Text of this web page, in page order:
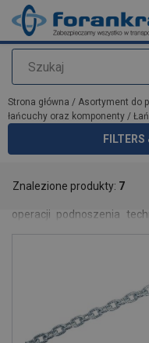
Szukaj
Dodano do zapytania
Strona główna / Asortyment do
łańcuchy oraz komponenty /
Łańcuchy do
operacji podnoszenia
Znalezione produkty: 7